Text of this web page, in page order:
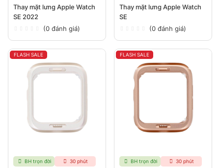
Thay mặt lưng Apple Watch
SE 2022
(0 đánh giá)
Thay mặt lưng Apple Watch
SE
(0 đánh giá)
FLASH SALE
BH trọn đời 30 phút
FLASH SALE
BH trọn đời 30 phút